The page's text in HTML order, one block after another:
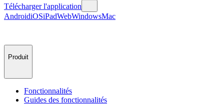
Télécharger l'application
AndroidiOSiPadWebWindowsMac
Produit
Fonctionnalités
Guides des fonctionnalités